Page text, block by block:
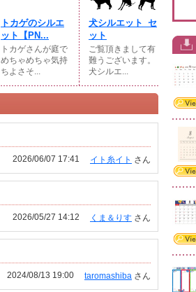
トカゲのシルエ
ット【PN...
トカゲさんが庭で
めちゃめちゃ気持
ちよさそ...
犬シルエット_セ
ット
ご覧頂きまして有
難うございます。
犬シルエ...
イト糸イト さん
2026/06/07 17:41
くま＆りす さん
2026/05/27 14:12
taromashiba さん
2024/08/13 19:00